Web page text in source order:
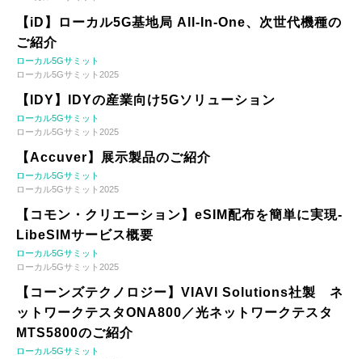
【iD】ローカル5G基地局 All-In-One、次世代機種の
ご紹介
ローカル5Gサミット
ローカル5Gサミット2025
【IDY】IDYの産業向け5Gソリューション
ローカル5Gサミット
ローカル5Gサミット2025
【Accuver】展示製品のご紹介
ローカル5Gサミット
ローカル5Gサミット2025
【コモン・クリエーション】eSIM配布を簡単に実現-
LibeSIMサービス概要
ローカル5Gサミット
ローカル5Gサミット2025
【コーンズテクノロジー】VIAVI Solutions社製 ネ
ットワークテスタONA800／光ネットワークテスタ
MTS5800のご紹介
ローカル5Gサミット